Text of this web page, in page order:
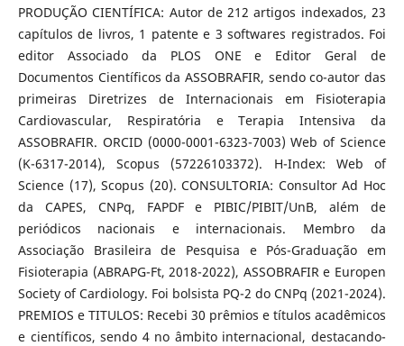
PRODUÇÃO CIENTÍFICA: Autor de 212 artigos indexados, 23
capítulos de livros, 1 patente e 3 softwares registrados. Foi
editor Associado da PLOS ONE e Editor Geral de
Documentos Científicos da ASSOBRAFIR, sendo co-autor das
primeiras Diretrizes de Internacionais em Fisioterapia
Cardiovascular, Respiratória e Terapia Intensiva da
ASSOBRAFIR. ORCID (0000-0001-6323-7003) Web of Science
(K-6317-2014), Scopus (57226103372). H-Index: Web of
Science (17), Scopus (20). CONSULTORIA: Consultor Ad Hoc
da CAPES, CNPq, FAPDF e PIBIC/PIBIT/UnB, além de
periódicos nacionais e internacionais. Membro da
Associação Brasileira de Pesquisa e Pós-Graduação em
Fisioterapia (ABRAPG-Ft, 2018-2022), ASSOBRAFIR e Europen
Society of Cardiology. Foi bolsista PQ-2 do CNPq (2021-2024).
PREMIOS e TITULOS: Recebi 30 prêmios e títulos acadêmicos
e científicos, sendo 4 no âmbito internacional, destacando-